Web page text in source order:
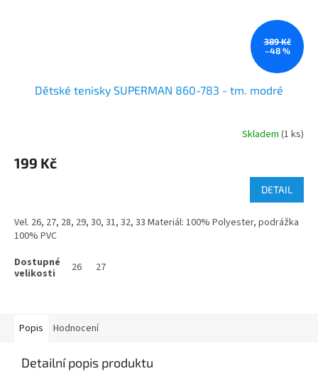
389 Kč
–48 %
Dětské tenisky SUPERMAN 860-783 - tm. modré
Skladem (1 ks)
199 Kč
DETAIL
Vel. 26, 27, 28, 29, 30, 31, 32, 33 Materiál: 100% Polyester, podrážka
100% PVC
26 27
Popis Hodnocení
Detailní popis produktu